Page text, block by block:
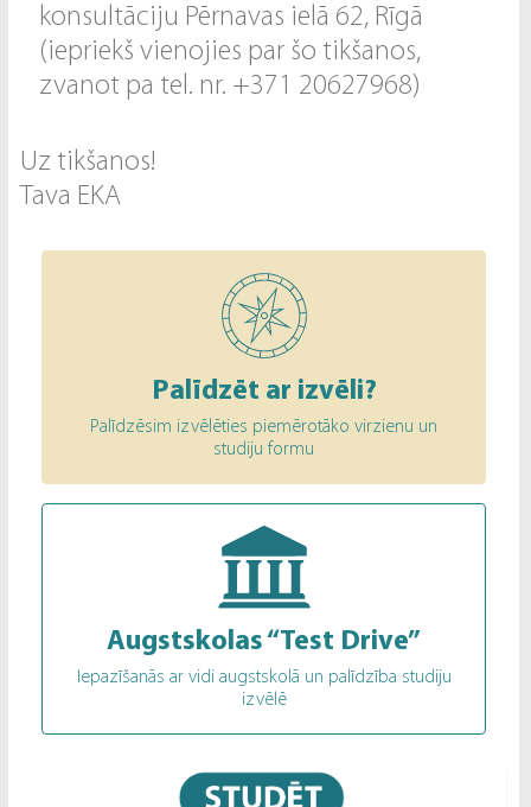
konsultāciju Pērnavas ielā 62, Rīgā
(iepriekš vienojies par šo tikšanos,
zvanot pa tel. nr. +371 20627968)
Uz tikšanos!
Tava EKA
Palīdzēt ar izvēli?
Palīdzēsim izvēlēties piemērotāko virzienu un
studiju formu
Augstskolas “Test Drive”
Iepazīšanās ar vidi augstskolā un palīdzība studiju
izvēlē